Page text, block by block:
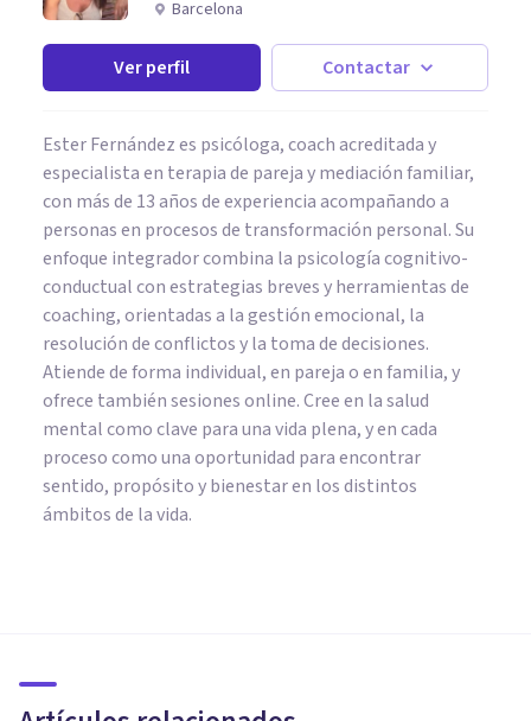
Barcelona
Ver perfil Contactar
Ester Fernández es psicóloga, coach acreditada y
especialista en terapia de pareja y mediación familiar,
con más de 13 años de experiencia acompañando a
personas en procesos de transformación personal. Su
enfoque integrador combina la psicología cognitivo-
conductual con estrategias breves y herramientas de
coaching, orientadas a la gestión emocional, la
resolución de conflictos y la toma de decisiones.
Atiende de forma individual, en pareja o en familia, y
ofrece también sesiones online. Cree en la salud
mental como clave para una vida plena, y en cada
proceso como una oportunidad para encontrar
sentido, propósito y bienestar en los distintos
ámbitos de la vida.
de esta psicóloga social